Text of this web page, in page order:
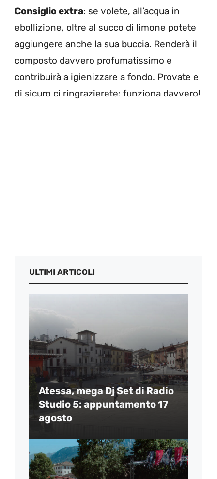
Consiglio extra: se volete, all’acqua in
ebollizione, oltre al succo di limone potete
aggiungere anche la sua buccia. Renderà il
composto davvero profumatissimo e
contribuirà a igienizzare a fondo. Provate e
di sicuro ci ringrazierete: funziona davvero!
ULTIMI ARTICOLI
Atessa, mega Dj Set di Radio
Studio 5: appuntamento 17
agosto